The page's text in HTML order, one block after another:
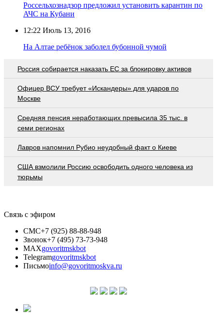
Россельхознадзор предложил установить карантин по
АЧС на Кубани
12:22 Июль 13, 2016
На Алтае ребёнок заболел бубонной чумой
Россия собирается наказать EC за блокировку активов
Офицер ВСУ требует «Искандеры» для ударов по
Москве
Средняя пенсия неработающих превысила 35 тыс. в
семи регионах
Лавров напомнил Рубио неудобный факт о Киеве
США взмолили Россию освободить одного человека из
тюрьмы
Связь с эфиром
СМС+7 (925) 88-88-948
Звонок+7 (495) 73-73-948
MAXgovoritmskbot
Telegramgovoritmskbot
Письмоinfo@govoritmoskva.ru